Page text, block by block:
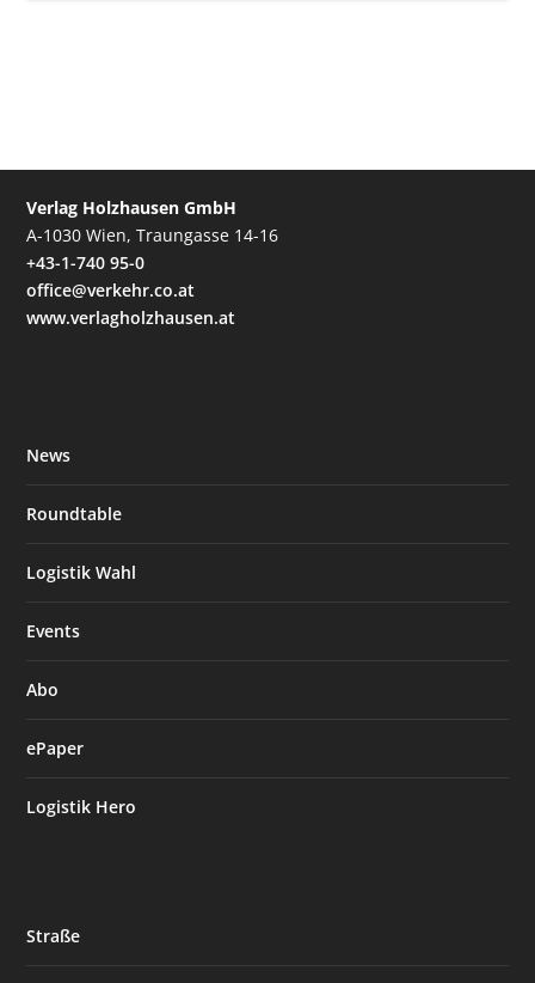
Verlag Holzhausen GmbH
A-1030 Wien, Traungasse 14-16
+43-1-740 95-0
office@verkehr.co.at
www.verlagholzhausen.at
News
Roundtable
Logistik Wahl
Events
Abo
ePaper
Logistik Hero
Straße